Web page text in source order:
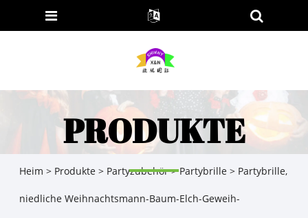
PRODUKTE
Heim > Produkte> Partyzubehör>Partybrille> Partybrille,
niedliche Weihnachtsmann-Baum-Elch-Geweih-